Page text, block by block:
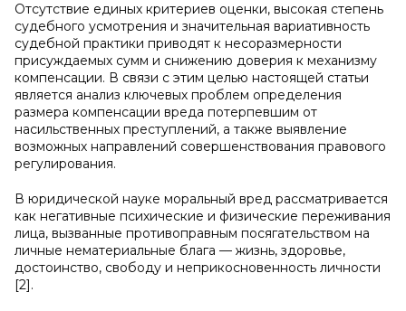
Отсутствие единых критериев оценки, высокая степень
судебного усмотрения и значительная вариативность
судебной практики приводят к несоразмерности
присуждаемых сумм и снижению доверия к механизму
компенсации. В связи с этим целью настоящей статьи
является анализ ключевых проблем определения
размера компенсации вреда потерпевшим от
насильственных преступлений, а также выявление
возможных направлений совершенствования правового
регулирования.
В юридической науке моральный вред рассматривается
как негативные психические и физические переживания
лица, вызванные противоправным посягательством на
личные нематериальные блага — жизнь, здоровье,
достоинство, свободу и неприкосновенность личности
[2].